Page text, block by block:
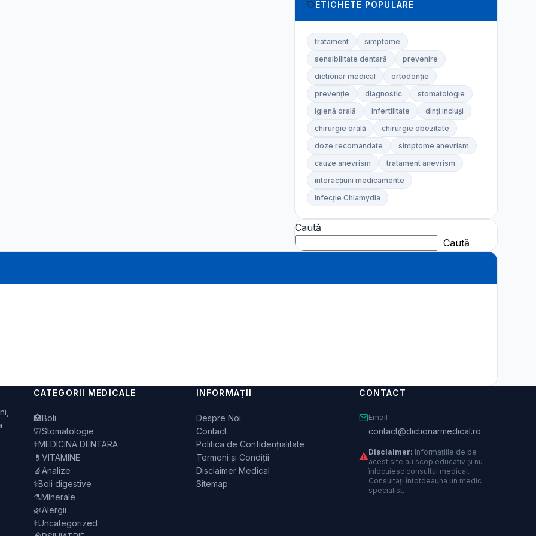
ETICHETE POPULARE
tratament
simptome
sensibilitate dentară
prevenire
dictionar medical
ortodonție
prevenție
diagnostic
stomatologie
igienă orală
infertilitate
dinți incluși
chirurgie orală
chirurgie obezitate
doze recomandate
simptome anevrism
cauze anevrism
tratament anevrism
interacțiuni medicamente
Infecție Chlamydia
Caută
Caută
CATEGORII MEDICALE
🏥Boli
🦷Stomatologie
⚕️MEDICINA DENTARA
💊 VITAMINE
🔬Analize
⚕️Boli digestive
⚗️MInerale
🌿Alergii
⚕️Uncategorized
INFORMAȚII
Despre Noi
Contact
Politica de Confidențialitate
Termeni și Condiții
Disclaimer Medical
Sitemap
CONTACT
Email
contact@dictionarmedical.ro
⚠️Disclaimer: Informațiile de pe
acest site au scop educativ și nu
înlocuiesc consultul medical.
Consultați întotdeauna un medic
specialist.